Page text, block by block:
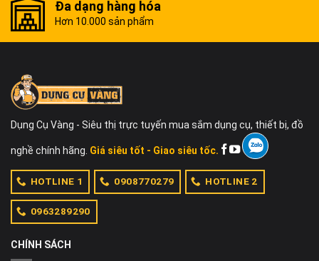
Đa dạng hàng hóa
Hơn 10.000 sản phẩm
Dụng Cụ Vàng - Siêu thị trực tuyến mua sắm dụng cụ, thiết bị, đồ
nghề chính hãng. Giá siêu tốt - Giao siêu tốc.
HOTLINE 1 0908770279 HOTLINE 2
0963289290
CHÍNH SÁCH